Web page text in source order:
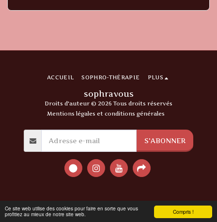
Compris !
Ce site web utilise des cookies pour faire en sorte que vous
profitiez au mieux de notre site web.
sophravous
Droits d'auteur © 2026 Tous droits réservés
Mentions légales et conditions générales
ACCUEIL SOPHRO-THÉRAPIE PLUS
S'ABONNER